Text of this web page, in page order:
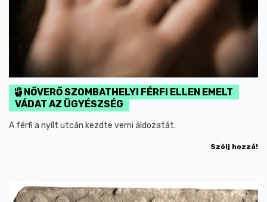
NŐVERŐ SZOMBATHELYI FÉRFI ELLEN EMELT
VÁDAT AZ ÜGYÉSZSÉG
A férfi a nyílt utcán kezdte verni áldozatát.
Szólj hozzá!